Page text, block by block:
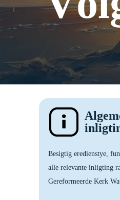
Besigtig eredienstye,
alle relevante inligting
Gereformeerde Kerk